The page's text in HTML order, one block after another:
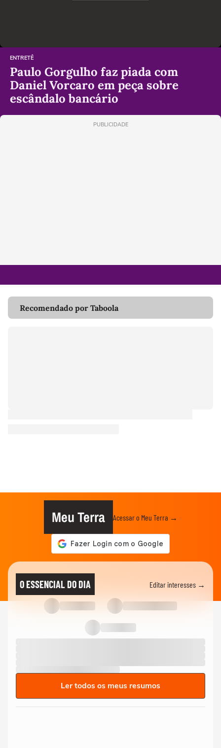
ENTRETÊ
Paulo Gorgulho faz piada com
Daniel Vorcaro em peça sobre
escândalo bancário
PUBLICIDADE
Recomendado por Taboola
Meu Terra Acessar o Meu Terra →
O ESSENCIAL DO DIA Editar interesses →
Ler todos os meus resumos